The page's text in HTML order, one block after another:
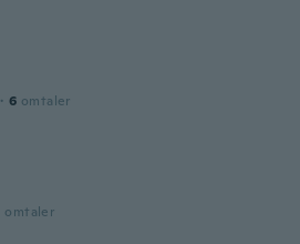
· 6 omtaler
omtaler